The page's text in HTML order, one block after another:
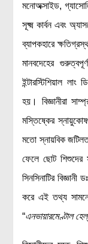
সৌরজগত ছাড়িয়ে
সামাজিক বিজ্ঞান
অর্থনীতি
নৃবিজ্ঞান
সমাজতত্ত্ব
বাংলাদেশী বিজ্ঞানী
বিদেশী বিজ্ঞানী
কার্ল সেগান
মনোঅক্সাইড,
সূক্ষ্ম কার্বন এবং
ব্যাপকহারে
মানবদেহের
ইন্টারস্টিশিয়াল
হয়। বিজ্ঞানীরা
মস্তিষ্কের
মতো স্নায়বিক
ফেলে ছোট শিশুদের
সিনসিনাটির
করে এই তথ্য সামনে
“এনভায়ারমেণ্টাল